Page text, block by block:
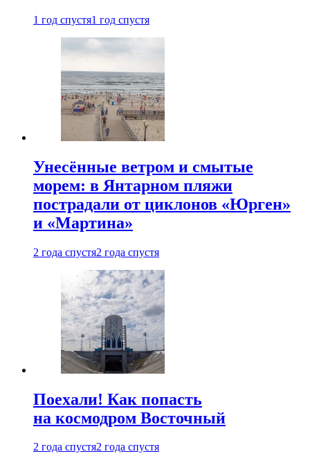
1 год спустя1 год спустя
Унесённые ветром и смытые
морем: в Янтарном пляжи
пострадали от циклонов «Юрген»
и «Мартина»
2 года спустя2 года спустя
Поехали! Как попасть
на космодром Восточный
2 года спустя2 года спустя